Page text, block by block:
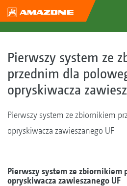
Pierwszy system ze
przednim dla
opryskiwacza
Pierwszy system ze zbiornikiem
opryskiwacza zawieszanego UF
Pierwszy system ze zbiornikiem
opryskiwacza zawieszanego UF